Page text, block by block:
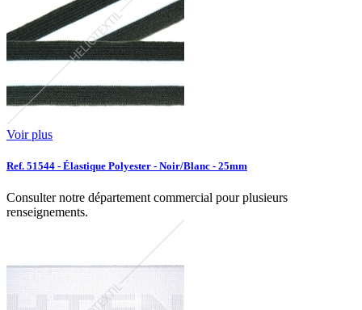
Voir plus
Ref. 51544 - Élastique Polyester - Noir/Blanc - 25mm
Consulter notre département commercial pour plusieurs
renseignements.